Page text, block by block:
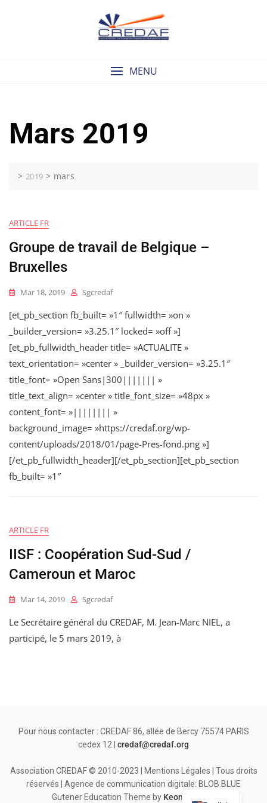
MENU
Mars 2019
> 2019 > mars
ARTICLE FR
Groupe de travail de Belgique –
Bruxelles
Mar 18, 2019 Sgcredaf
[et_pb_section fb_built= »1″ fullwidth= »on »
_builder_version= »3.25.1″ locked= »off »]
[et_pb_fullwidth_header title= »ACTUALITE »
text_orientation= »center » _builder_version= »3.25.1″
title_font= »Open Sans|300||||||| »
title_text_align= »center » title_font_size= »48px »
content_font= »|||||||| »
background_image= »https://credaf.org/wp-
content/uploads/2018/01/page-Pres-fond.png »]
[/et_pb_fullwidth_header][/et_pb_section][et_pb_section
fb_built= »1″
ARTICLE FR
IISF : Coopération Sud-Sud /
Cameroun et Maroc
Mar 14, 2019 Sgcredaf
Le Secrétaire général du CREDAF, M. Jean-Marc NIEL, a
participé, le 5 mars 2019, à
Pour nous contacter : CREDAF 86, allée de Bercy 75574 PARIS
cedex 12 | credaf@credaf.org
Association CREDAF © 2010-2023 | Mentions Légales | Tous droits
réservés | Agence de communication digitale: BLOB.BLUE
Gutener Education Theme by Keon Themes